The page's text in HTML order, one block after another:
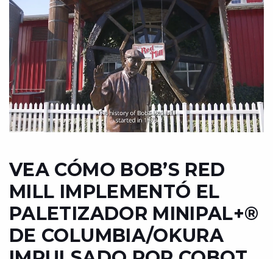
VEA CÓMO BOB’S RED
MILL IMPLEMENTÓ EL
PALETIZADOR MINIPAL+®
DE COLUMBIA/OKURA